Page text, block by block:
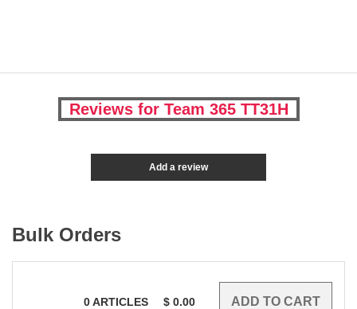
Reviews for Team 365 TT31H
Add a review
Bulk Orders
0ARTICLES $ 0.00